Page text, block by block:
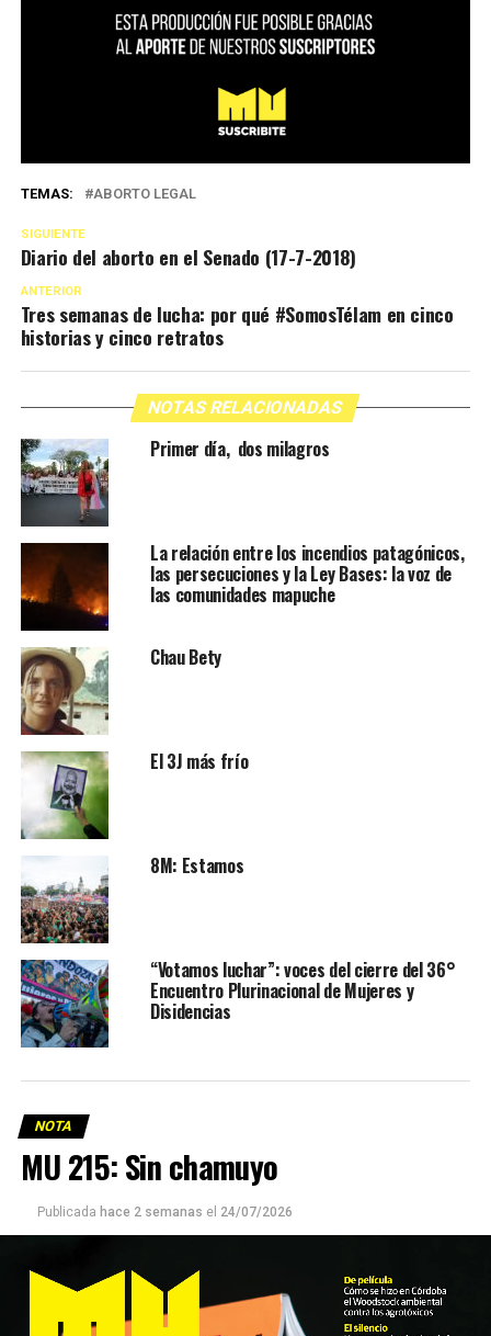
TEMAS: ABORTO LEGAL
SIGUIENTE
Diario del aborto en el Senado (17-7-2018)
ANTERIOR
Tres semanas de lucha: por qué #SomosTélam en cinco
historias y cinco retratos
NOTAS RELACIONADAS
Primer día, dos milagros
La relación entre los incendios patagónicos,
las persecuciones y la Ley Bases: la voz de
las comunidades mapuche
Chau Bety
El 3J más frío
8M: Estamos
“Votamos luchar”: voces del cierre del 36°
Encuentro Plurinacional de Mujeres y
Disidencias
NOTA
MU 215: Sin chamuyo
Publicada hace 2 semanas el 24/07/2026